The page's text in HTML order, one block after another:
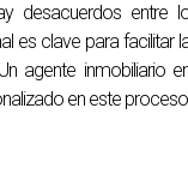
Propiedad
propiedad para la
contribuir
desacuerdos entre
es clave para facilitar
agente inmobiliario
en este